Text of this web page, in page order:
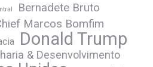
Bernadete Bruto
Marcos Bomfim
Donald Trump
& Desenvolvimento